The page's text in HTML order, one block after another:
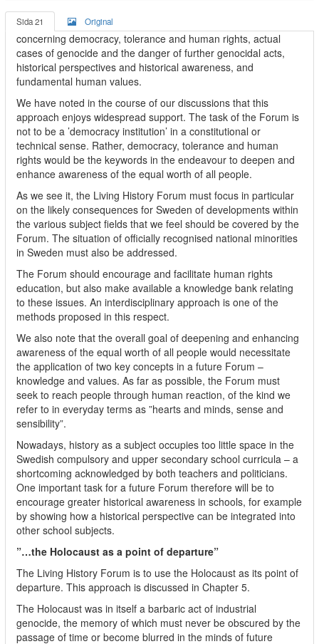
Sida 21 Original
concerning democracy, tolerance and human rights, actual
cases of genocide and the danger of further genocidal acts,
historical perspectives and historical awareness, and
fundamental human values.
We have noted in the course of our discussions that this
approach enjoys widespread support. The task of the Forum is
not to be a ’democracy institution’ in a constitutional or
technical sense. Rather, democracy, tolerance and human
rights would be the keywords in the endeavour to deepen and
enhance awareness of the equal worth of all people.
As we see it, the Living History Forum must focus in particular
on the likely consequences for Sweden of developments within
the various subject fields that we feel should be covered by the
Forum. The situation of officially recognised national minorities
in Sweden must also be addressed.
The Forum should encourage and facilitate human rights
education, but also make available a knowledge bank relating
to these issues. An interdisciplinary approach is one of the
methods proposed in this respect.
We also note that the overall goal of deepening and enhancing
awareness of the equal worth of all people would necessitate
the application of two key concepts in a future Forum –
knowledge and values. As far as possible, the Forum must
seek to reach people through human reaction, of the kind we
refer to in everyday terms as ”hearts and minds, sense and
sensibility”.
Nowadays, history as a subject occupies too little space in the
Swedish compulsory and upper secondary school curricula – a
shortcoming acknowledged by both teachers and politicians.
One important task for a future Forum therefore will be to
encourage greater historical awareness in schools, for example
by showing how a historical perspective can be integrated into
other school subjects.
”…the Holocaust as a point of departure”
The Living History Forum is to use the Holocaust as its point of
departure. This approach is discussed in Chapter 5.
The Holocaust was in itself a barbaric act of industrial
genocide, the memory of which must never be obscured by the
passage of time or become blurred in the minds of future